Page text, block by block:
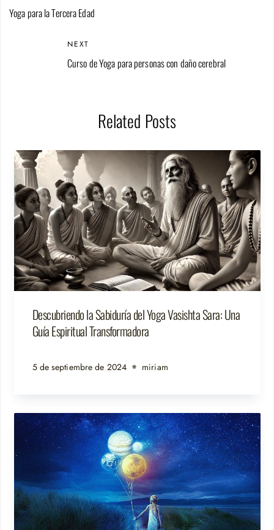
Yoga para la Tercera Edad
NEXT
Curso de Yoga para personas con daño cerebral
Related Posts
Descubriendo la Sabiduría del Yoga Vasishta Sara: Una
Guía Espiritual Transformadora
5 de septiembre de 2024 miriam